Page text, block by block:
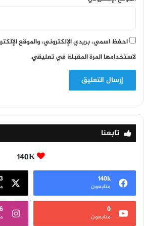
احفظ اسمي، بريدي الإلكتروني، والموقع
لاستخدامها المرة المقبلة في تعليقي.
تابعنا
140K
140k
متابعون
0
متابعون